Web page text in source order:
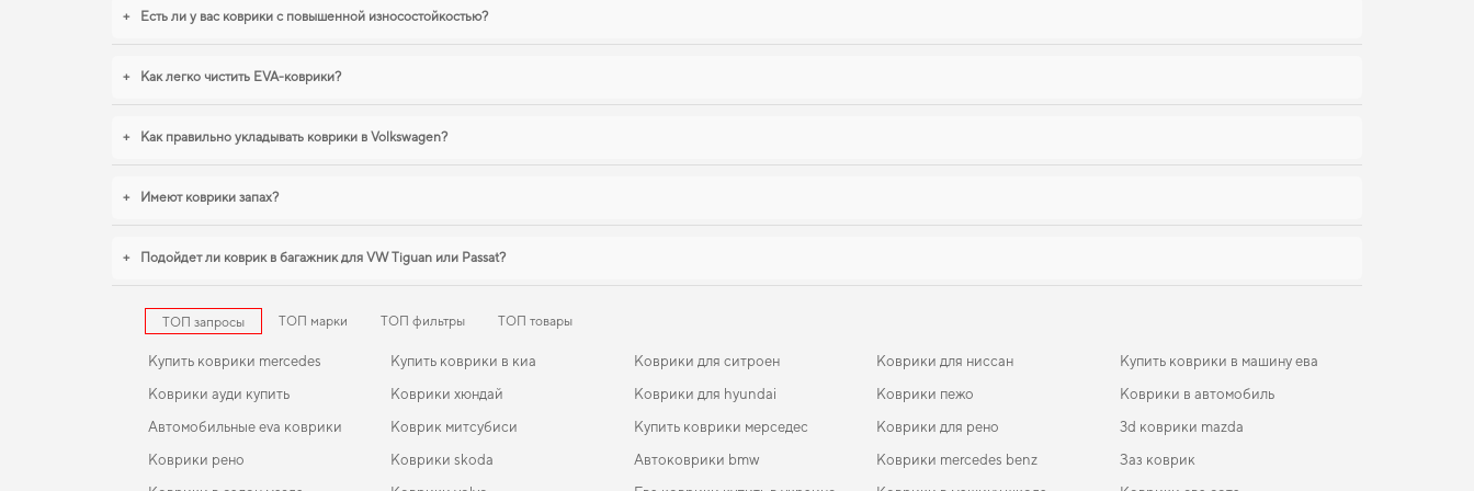
+ Есть ли у вас коврики с повышенной износостойкостью?
+ Как легко чистить EVA-коврики?
+ Как правильно укладывать коврики в Volkswagen?
+ Имеют коврики запах?
+ Подойдет ли коврик в багажник для VW Tiguan или Passat?
ТОП запросы ТОП марки ТОП фильтры ТОП товары
Купить коврики mercedes
Коврики ауди купить
Автомобильные eva коврики
Коврики рено
Купить коврики в киа
Коврики хюндай
Коврик митсубиси
Коврики skoda
Коврики для ситроен
Коврики для hyundai
Купить коврики мерседес
Автоковрики bmw
Коврики для ниссан
Коврики пежо
Коврики для рено
Коврики mercedes benz
Купить коврики в машину ева
Коврики в автомобиль
3d коврики mazda
Заз коврик